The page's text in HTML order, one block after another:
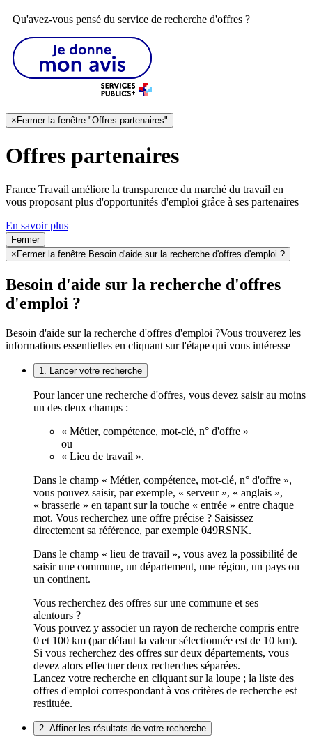
Qu'avez-vous pensé du service de recherche d'offres ?
× Fermer la fenêtre "Offres partenaires"
Offres partenaires
France Travail améliore la transparence du marché du travail en
vous proposant plus d'opportunités d'emploi grâce à ses partenaires
En savoir plus
Fermer
× Fermer la fenêtre Besoin d'aide sur la recherche d'offres d'emploi ?
Besoin d'aide sur la recherche d'offres
d'emploi ?
Besoin d'aide sur la recherche d'offres d'emploi ?Vous trouverez les
informations essentielles en cliquant sur l'étape qui vous intéresse
1. Lancer votre recherche
Pour lancer une recherche d'offres, vous devez saisir au moins
un des deux champs :
« Métier, compétence, mot-clé, n° d'offre »
ou
« Lieu de travail ».
Dans le champ « Métier, compétence, mot-clé, n° d'offre »,
vous pouvez saisir, par exemple, « serveur », « anglais »,
« brasserie » en tapant sur la touche « entrée » entre chaque
mot. Vous recherchez une offre précise ? Saisissez
directement sa référence, par exemple 049RSNK.
Dans le champ « lieu de travail », vous avez la possibilité de
saisir une commune, un département, une région, un pays ou
un continent.
Vous recherchez des offres sur une commune et ses
alentours ?
Vous pouvez y associer un rayon de recherche compris entre
0 et 100 km (par défaut la valeur sélectionnée est de 10 km).
Si vous recherchez des offres sur deux départements, vous
devez alors effectuer deux recherches séparées.
Lancez votre recherche en cliquant sur la loupe ; la liste des
offres d'emploi correspondant à vos critères de recherche est
restituée.
2. Affiner les résultats de votre recherche